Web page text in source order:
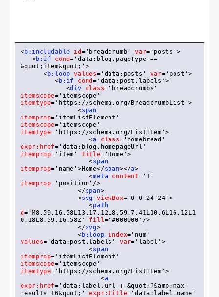
< b:includable id = 'breadcrumb' var= 'posts' >
< b:if cond= 'data:blog.pageType ==
&quot;item&quot;' >
< b:loop values= 'data:posts' var= 'post'>
< b:if cond= 'data:post.labels'>
<div class= 'breadcrumbs'
itemscope= 'itemscope'
itemtype= 'https://schema.org/BreadcrumbList'>
<span
itemprop= 'itemListElement'
itemscope= 'itemscope'
itemtype= 'https://schema.org/ListItem'>
<a class= 'homebread'
expr:href= 'data:blog.homepageUrl'
itemprop= 'item' title= 'Home'>
<span
itemprop= 'name'> Home</span></a>
<meta content= '1'
itemprop= 'position' />
</span>
<svg viewBox= '0 0 24 24'>
<path
d = 'M8.59,16.58L13.17,12L8.59,7.41L10,6L16,12L1
0,18L8.59,16.58Z'
fill= '#000000' />
</svg>
< b:loop index= 'num'
values= 'data:post.labels' var= 'label' >
<span
itemprop= 'itemListElement'
itemscope= 'itemscope'
itemtype= 'https://schema.org/ListItem'>
<a
expr:href= 'data:label.url + &quot;?&amp;max-
results=16&quot;'
expr:title= 'data:label.name'